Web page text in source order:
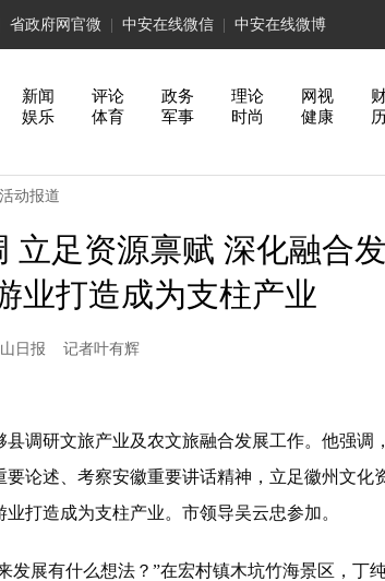
省政府网官微 中安在线微信 中安在线微博
新闻 评论 政务 理论 网视
娱乐
体育 军事 时尚 健康
动报道
立足资源禀赋 深化融合
业打造成为支柱产业
山日报 记者叶有辉
研文旅产业及农文旅融合发展工作。他强调
论述、考察安徽重要讲话精神，立足徽州文化
打造成为支柱产业。市领导吴云忠参加。
展有什么想法？”在宏村镇木坑竹海景区，丁